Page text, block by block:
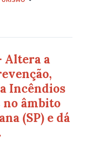
Altera a
Incêndios
no âmbito
(SP) e dá